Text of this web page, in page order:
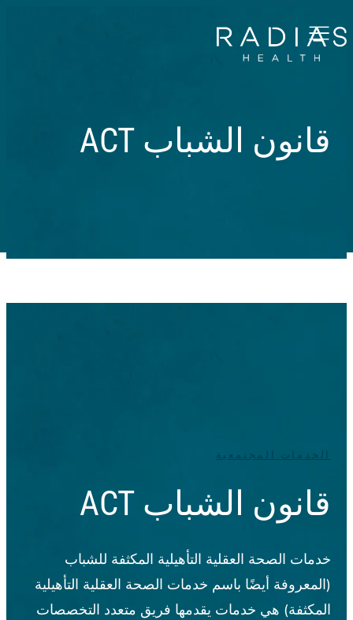
Menu
قانون الشباب ACT
الخدمات المجتمعية
قانون الشباب ACT
خدمات الصحة العقلية التأهيلية المكثفة للشباب
(المعروفة أيضًا باسم خدمات الصحة العقلية التأهيلية
المكثفة) هي خدمات يقدمها فريق متعدد التخصصات